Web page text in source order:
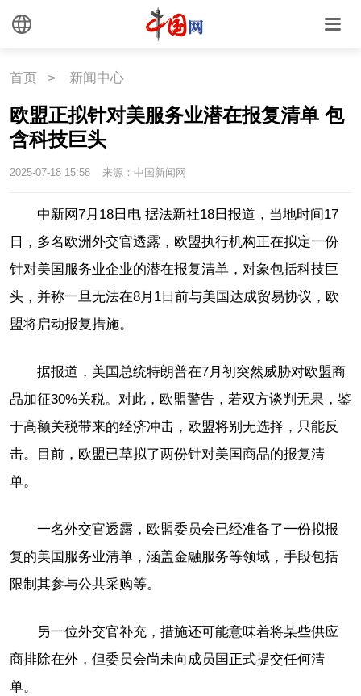
首页 > 新闻中心
欧盟正拟针对美服务业潜在报复清单 包
含科技巨头
2025-07-18 15:58 来源：中国新闻网
中新网7月18日电 据法新社18日报道，当地时间17
日，多名欧洲外交官透露，欧盟执行机构正在拟定一份
针对美国服务业企业的潜在报复清单，对象包括科技巨
头，并称一旦无法在8月1日前与美国达成贸易协议，欧
盟将启动报复措施。
据报道，美国总统特朗普在7月初突然威胁对欧盟商
品加征30%关税。对此，欧盟警告，若双方谈判无果，鉴
于高额关税带来的经济冲击，欧盟将别无选择，只能反
击。目前，欧盟已草拟了两份针对美国商品的报复清
单。
一名外交官透露，欧盟委员会已经准备了一份拟报
复的美国服务业清单，涵盖金融服务等领域，手段包括
限制其参与公共采购等。
另一位外交官补充，措施还可能意味着将某些供应
商排除在外，但委员会尚未向成员国正式提交任何清
单。